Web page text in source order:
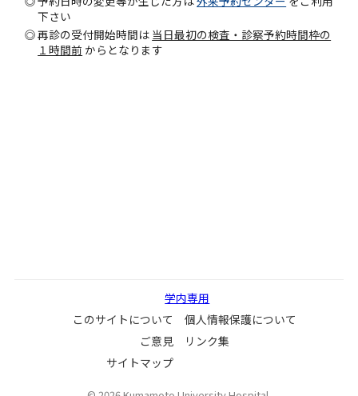
下さい
再診の受付開始時間は 当日最初の検査・診察予約時間枠の
１時間前 からとなります
学内専用
このサイトについて
個人情報保護について
ご意見
リンク集
サイトマップ